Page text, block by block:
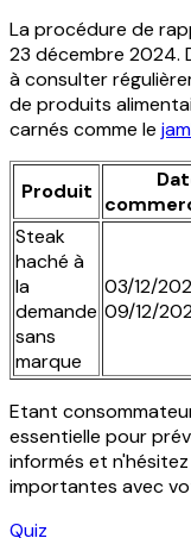
La procédure de
23 décembre 2024.
à consulter
de produits
carnés comme le
Produit
Steak
haché à
la
demande
sans
marque
03/12/
09/12/
Etant
essentielle pour
informés et
importantes avec
Quiz